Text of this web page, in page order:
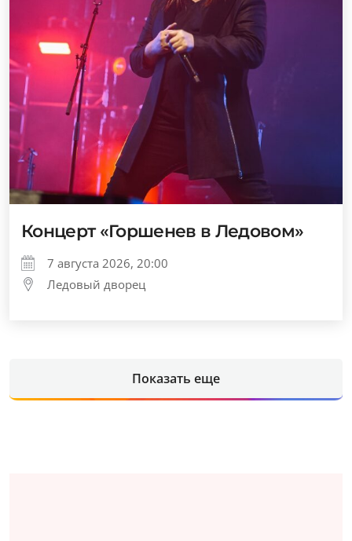
Концерт «Горшенев в Ледовом»
7 августа 2026, 20:00
Ледовый дворец
Показать еще